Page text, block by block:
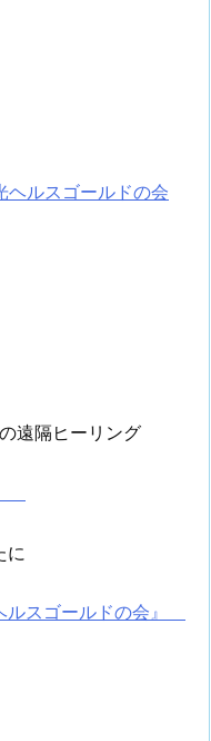
ヘルスゴールドの会
遠隔ヒーリング
に
ルスゴールドの会』